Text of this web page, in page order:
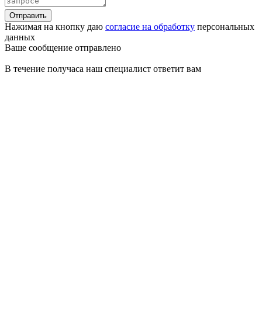
Отправить
Нажимая на кнопку даю согласие на обработку персональных
данных
Ваше сообщение отправлено
В течение получаса наш специалист ответит вам